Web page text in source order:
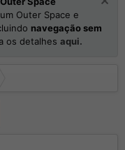
Outer Space e
navegação sem
os detalhes aqui.